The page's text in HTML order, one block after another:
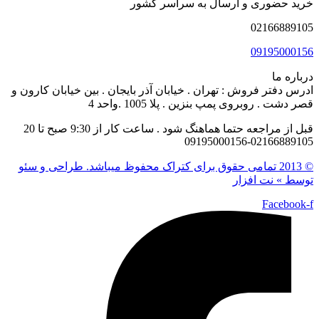
خرید حضوری و ارسال به سراسر کشور
02166889105
09195000156
درباره ما
ادرس دفتر فروش : تهران . خیابان آذر بایجان . بین خیابان کارون و
قصر دشت . روبروی پمپ بنزین . پلا 1005 .واحد 4
قبل از مراجعه حتما هماهنگ شود . ساعت کار از 9:30 صبح تا 20
02166889105-09195000156
© 2013 تمامی حقوق برای کتراک محفوظ میباشد. طراحی و سئو
توسط » نت افزار
Facebook-f